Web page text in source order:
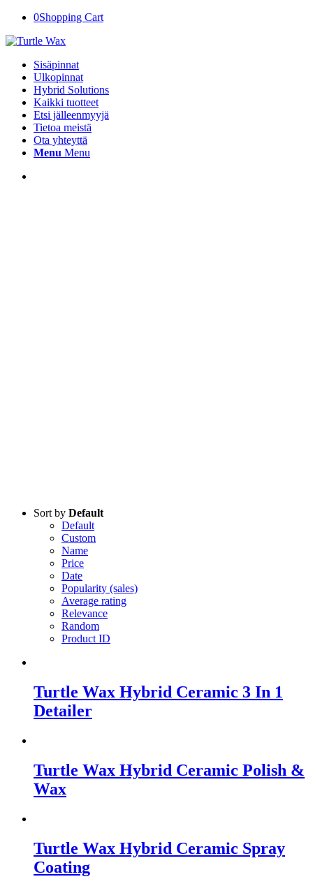
0Shopping Cart
Sisäpinnat
Ulkopinnat
Hybrid Solutions
Kaikki tuotteet
Etsi jälleenmyyjä
Tietoa meistä
Ota yhteyttä
Menu Menu
Sort by Default
Default
Custom
Name
Price
Date
Popularity (sales)
Average rating
Relevance
Random
Product ID
Turtle Wax Hybrid Ceramic 3 In 1
Detailer
Turtle Wax Hybrid Ceramic Polish &
Wax
Turtle Wax Hybrid Ceramic Spray
Coating